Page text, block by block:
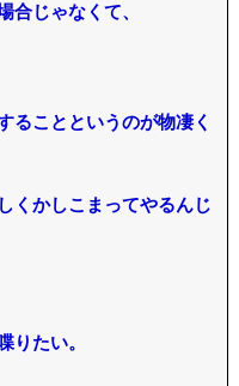
じゃなくて、
ることというのが物凄く
くかしこまってやるんじ
たい。